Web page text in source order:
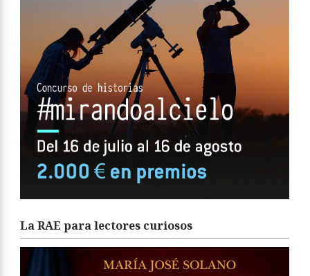
La RAE para lectores curiosos